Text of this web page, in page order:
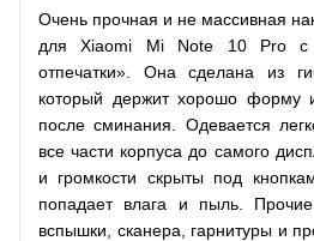
Очень прочная и не массивная
для Xiaomi Mi Note 10 Pro с
отпечатки». Она сделана из
который держит хорошо форму
после сминания. Одевается
все части корпуса до самого
и громкости скрыты под
попадает влага и пыль.
вспышки, сканера, гарнитуры и